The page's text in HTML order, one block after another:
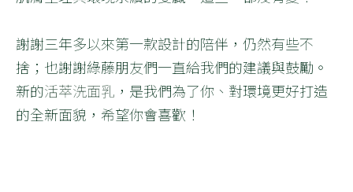
謝謝三年多以來第一款設計的陪伴，仍然有些不
捨；也謝謝綠藤朋友們一直給我們的建議與鼓勵。
新的活萃洗面乳 ，是我們為了你、對環境更好打造
的全新面貌，希望你會喜歡！